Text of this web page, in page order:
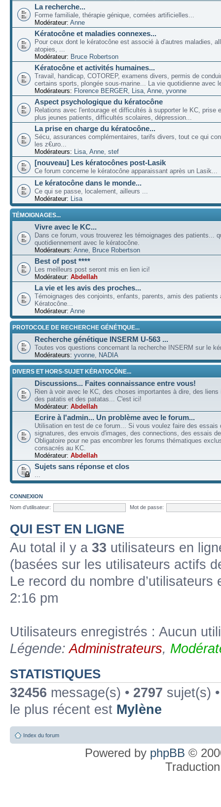
La recherche...
Forme familiale, thérapie génique, cornées artificielles...
Modérateur: Anne
Kératocône et maladies connexes...
Pour ceux dont le kératocône est associé à d'autres maladies,
atopies, ...
Modérateur: Bruce Robertson
Kératocône et activités humaines...
Travail, handicap, COTOREP, examens divers, permis de
certains sports, plongée sous-marine... La vie quotidienne avec
Modérateurs: Florence BERGER, Lisa, Anne, yvonne
Aspect psychologique du kératocône
Relations avec l'entourage et difficultés à supporter le KC, prise
plus jeunes patients, difficultés scolaires, dépression...
La prise en charge du kératocône...
Sécu, assurances complémentaires, tarifs divers, tout ce qui
les z€uro...
Modérateurs: Lisa, Anne, stef
[nouveau] Les kératocônes post-Lasik
Ce forum concerne le kératocône apparaissant après un Lasik...
Le kératocône dans le monde...
Ce qui se passe, localement, ailleurs ...
Modérateur: Lisa
TÉMOIGNAGES...
Vivre avec le KC...
Dans ce forum, vous trouverez les témoignages des patients...
quotidiennement avec le kératocône.
Modérateurs: Anne, Bruce Robertson
Best of post ****
Les meilleurs post seront mis en lien ici!
Modérateur: Abdellah
La vie et les avis des proches...
Témoignages des conjoints, enfants, parents, amis des patients
Kératocône...
Modérateur: Anne
PROTOCOLE DE RECHERCHE GÉNÉTIQUE...
Recherche génétique INSERM U-563 ...
Toutes vos questions concernant la recherche INSERM sur le
Modérateurs: yvonne, NADIA
DIVERS ET HORS-SUJET KÉRATOCÔNE...
Discussions... Faites connaissance entre vous!
Rien à voir avec le KC, des choses importantes à dire, des liens
des patatis et des patatas... C'est ici!
Modérateur: Abdellah
Ecrire à l'admin... Un problème avec le forum...
Utilisation en test de ce forum... Si vous voulez faire des essais
signatures, des envois d'images, des connections, des essais
Obligatoire pour ne pas encombrer les forums thématiques
consacrés au KC.
Modérateur: Abdellah
Sujets sans réponse et clos
...
CONNEXION
Nom d’utilisateur:
Mot de passe:
QUI EST EN LIGNE
Au total il y a 33 utilisateurs en
(basées sur les utilisateurs actifs
Le record du nombre
2:16 pm
Utilisateurs enregistrés : Aucun
Légende:Administrateurs,
STATISTIQUES
32456 message(s) • 2797 sujet(s)
le plus récent est Mylène
Index du forum
Powered by phpBB ©